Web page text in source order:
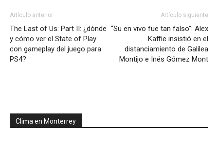
Artículo anterior
The Last of Us: Part II: ¿dónde
y cómo ver el State of Play
con gameplay del juego para
PS4?
Artículo siguiente
“Su en vivo fue tan falso”: Alex
Kaffie insistió en el
distanciamiento de Galilea
Montijo e Inés Gómez Mont
Clima en Monterrey